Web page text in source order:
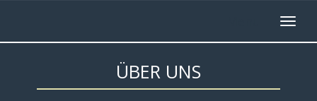
ÜBER UNS